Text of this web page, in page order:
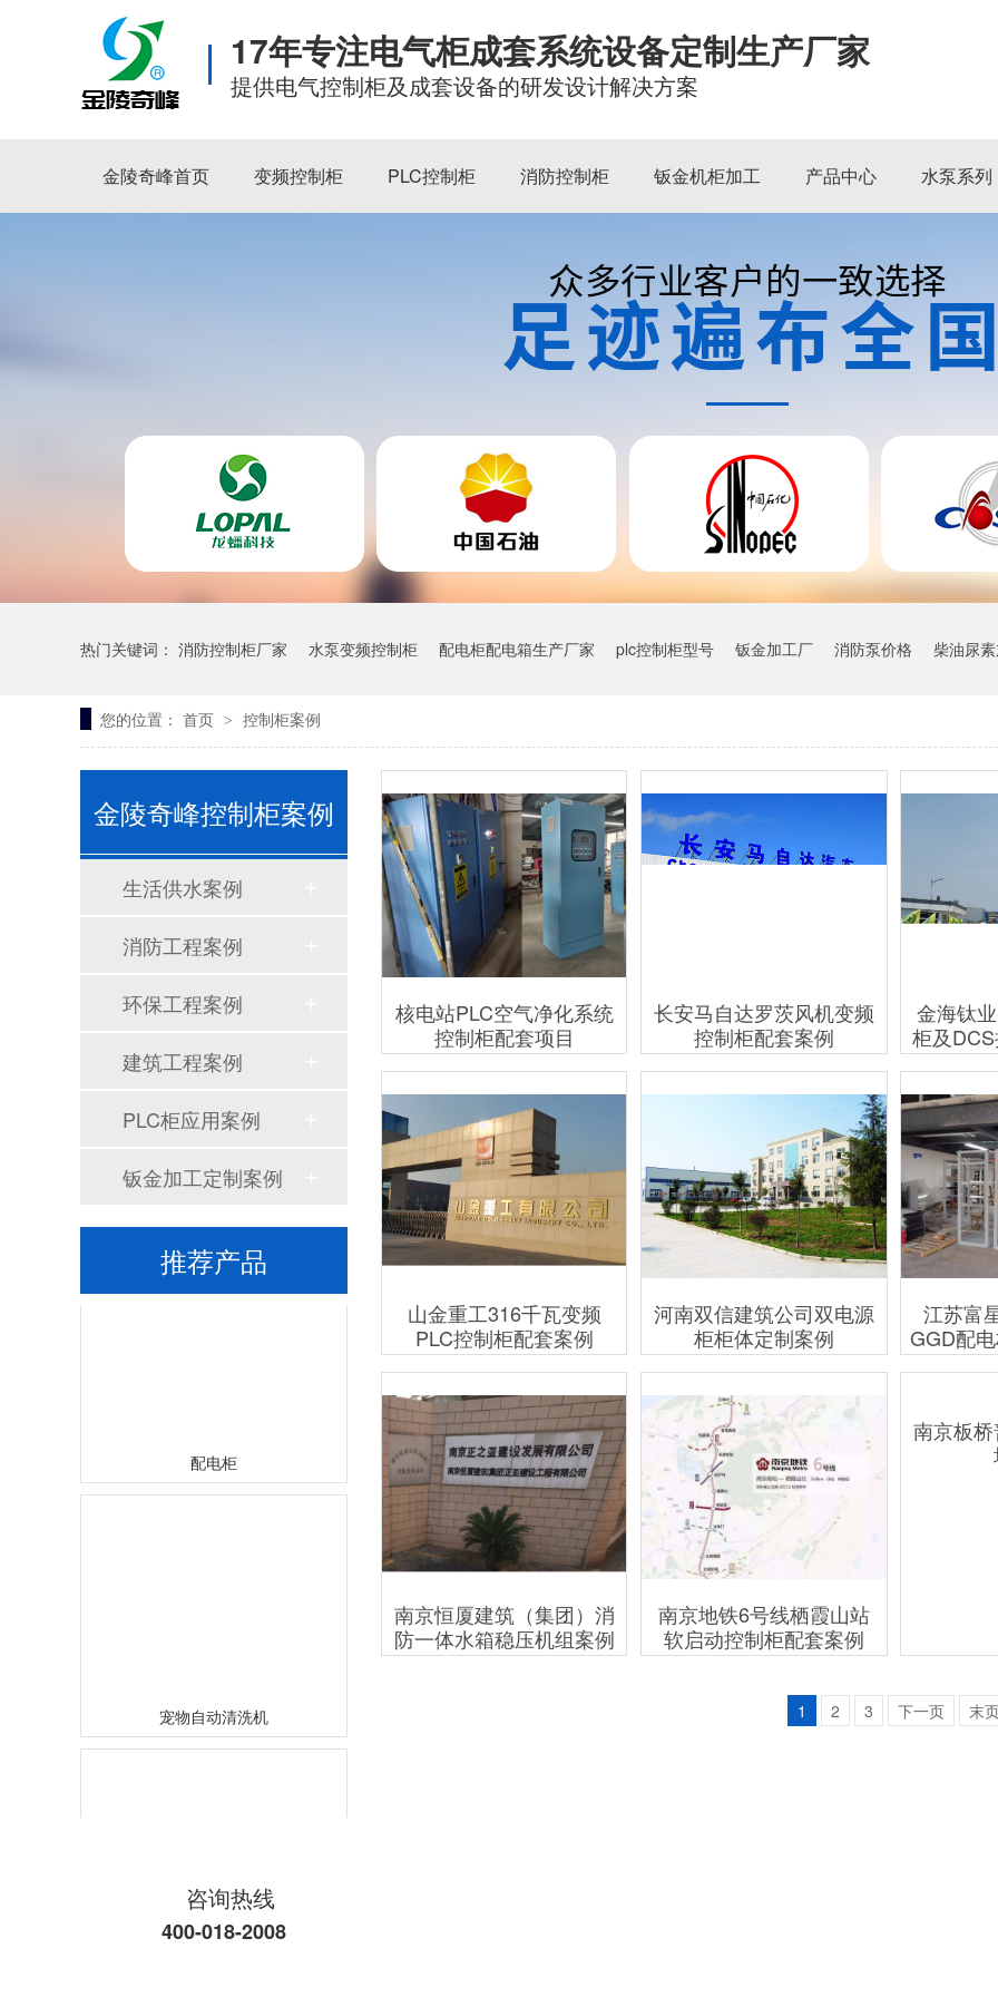
17年专注电气柜成套系统设备定制生产厂家
提供电气控制柜及成套设备的研发设计解决方案
金陵奇峰首页 变频控制柜 PLC控制柜 消防控制柜 钣金机柜加工 产品中心 水泵系列
热门关键词： 消防控制柜厂家 水泵变频控制柜 配电柜配电箱生产厂家 plc控制柜型号 钣金加工厂 消防泵价格 柴油尿
您的位置： 首页 > 控制柜案例
核电站PLC空气净化系统
控制柜配套项目
长安马自达罗茨风机变频
控制柜配套案例
金海钛
柜及
山金重工316千瓦变频
PLC控制柜配套案例
河南双信建筑公司双电源
柜柜体定制案例
江苏富
GGD配
南京恒厦建筑（集团）消
防一体水箱稳压机组案例
南京地铁6号线栖霞山站
软启动控制柜配套案例
1 2 3 下一页 末
金陵奇峰控制柜案例
生活供水案例
消防工程案例
环保工程案例
建筑工程案例
PLC柜应用案例
钣金加工定制案例
推荐产品
镜面控制柜
配电柜
宠物自动清洗机
咨询热线
400-018-2008